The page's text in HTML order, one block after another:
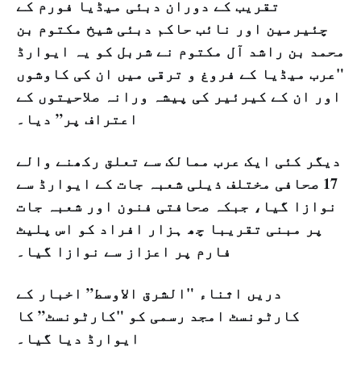
تقریب کے دوران دبئی میڈیا فورم کے
چئیرمین اور نائب حاکم دبئی شیخ مکتوم بن
محمد بن راشد آل مکتوم نے شربل کو یہ ایوارڈ
"عرب میڈیا کے فروغ و ترقی میں ان کی کاوشوں
اور ان کے کیرئیر کی پیشہ ورانہ صلاحیتوں کے
اعتراف پر” دیا۔
دیگر کئی ایک عرب ممالک سے تعلق رکھنے والے
17 صحافی مختلف ذیلی شعبہ جات کے ایوارڈ سے
نوازا گیا، جبکہ صحافتی فنون اور شعبہ جات
پر مبنی تقریبا چھ ہزار افراد کو اس پلیٹ
فارم پر اعزاز سے نوازا گیا۔
دریں اثناء "الشرق الاوسط” اخبار کے
کارٹونسٹ امجد رسمی کو "کارٹونسٹ” کا
ایوارڈ دیا گیا۔